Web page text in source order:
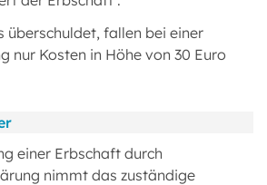
überschuldet, fallen bei einer
nur Kosten in Höhe von 30 Euro
einer Erbschaft durch
nimmt das zuständige